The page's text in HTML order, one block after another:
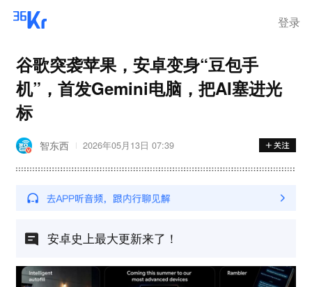
登录
谷歌突袭苹果，安卓变身“豆包手
机”，首发Gemini电脑，把AI塞进光
标
智东西 2026年05月13日 07:39
安卓史上最大更新来了！